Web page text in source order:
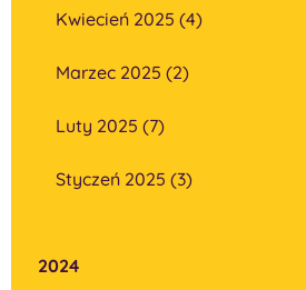
Kwiecień 2025 (4)
Marzec 2025 (2)
Luty 2025 (7)
Styczeń 2025 (3)
2024